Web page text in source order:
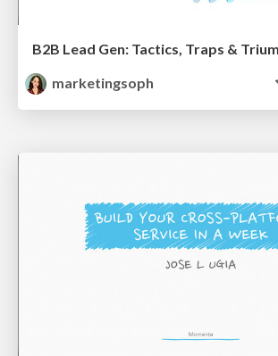
B2B Lead Gen: Tactics, Traps &
marketingsoph